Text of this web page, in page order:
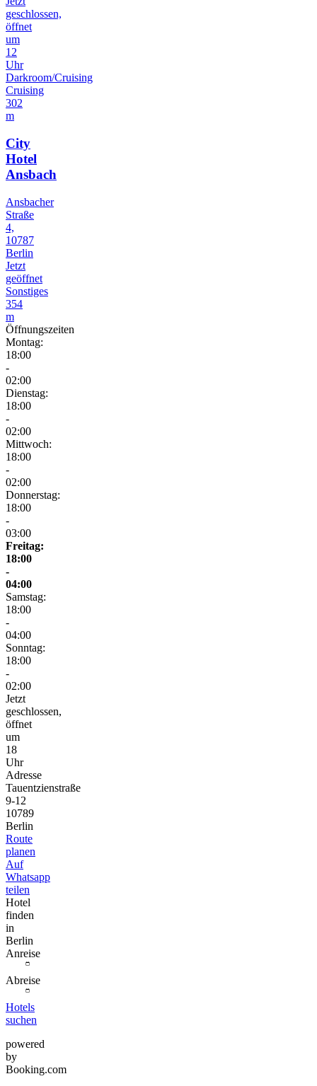
geschlossen,
öffnet
um
12
Uhr
Darkroom/Cruising
Cruising
302
m
City
Hotel
Ansbach
Ansbacher
Straße
4,
10787
Berlin
Jetzt
geöffnet
Sonstiges
354
m
Öffnungszeiten
Montag:
18:00
-
02:00
Dienstag:
18:00
-
02:00
Mittwoch:
18:00
-
02:00
Donnerstag:
18:00
-
03:00
Freitag:
18:00
-
04:00
Samstag:
18:00
-
04:00
Sonntag:
18:00
-
02:00
Jetzt
geschlossen,
öffnet
um
18
Uhr
Adresse
Tauentzienstraße
9-12
10789
Berlin
Route
planen
Auf
Whatsapp
teilen
Hotel
finden
in
Berlin
Anreise
Abreise
Hotels
suchen
powered
by
Booking.com